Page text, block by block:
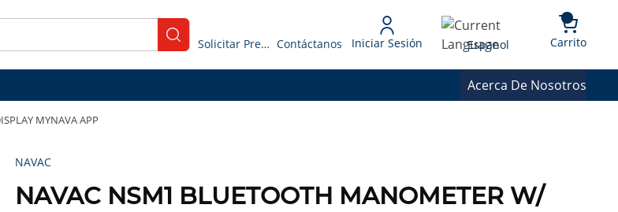
submit search
Solicitar Presupuesto Contáctanos Iniciar Sesión Language
Espanol Carrito{0}
Acerca De Nosotros
MYNAVA APP
NAVAC
NAVAC NSM1 BLUETOOTH MANOMETER W/